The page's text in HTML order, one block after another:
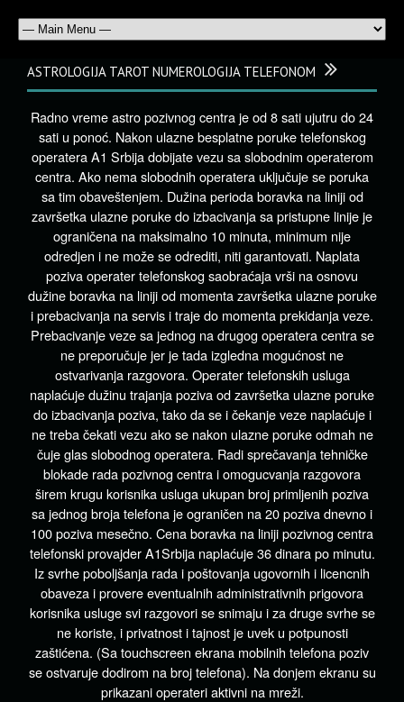
ASTROLOGIJA TAROT NUMEROLOGIJA TELEFONOM
Radno vreme astro pozivnog centra je od 8 sati ujutru do 24
sati u ponoć. Nakon ulazne besplatne poruke telefonskog
operatera A1 Srbija dobijate vezu sa slobodnim operaterom
centra. Ako nema slobodnih operatera uključuje se poruka
sa tim obaveštenjem. Dužina perioda boravka na liniji od
završetka ulazne poruke do izbacivanja sa pristupne linije je
ograničena na maksimalno 10 minuta, minimum nije
odredjen i ne može se odrediti, niti garantovati. Naplata
poziva operater telefonskog saobraćaja vrši na osnovu
dužine boravka na liniji od momenta završetka ulazne poruke
i prebacivanja na servis i traje do momenta prekidanja veze.
Prebacivanje veze sa jednog na drugog operatera centra se
ne preporučuje jer je tada izgledna mogućnost ne
ostvarivanja razgovora. Operater telefonskih usluga
naplaćuje dužinu trajanja poziva od završetka ulazne poruke
do izbacivanja poziva, tako da se i čekanje veze naplaćuje i
ne treba čekati vezu ako se nakon ulazne poruke odmah ne
čuje glas slobodnog operatera. Radi sprečavanja tehničke
blokade rada pozivnog centra i omogucvanja razgovora
širem krugu korisnika usluga ukupan broj primljenih poziva
sa jednog broja telefona je ograničen na 20 poziva dnevno i
100 poziva mesečno. Cena boravka na liniji pozivnog centra
telefonski provajder A1Srbija naplaćuje 36 dinara po minutu.
Iz svrhe poboljšanja rada i poštovanja ugovornih i licencnih
obaveza i provere eventualnih administrativnih prigovora
korisnika usluge svi razgovori se snimaju i za druge svrhe se
ne koriste, i privatnost i tajnost je uvek u potpunosti
zaštićena. (Sa touchscreen ekrana mobilnih telefona poziv
se ostvaruje dodirom na broj telefona). Na donjem ekranu su
prikazani operateri aktivni na mreži.